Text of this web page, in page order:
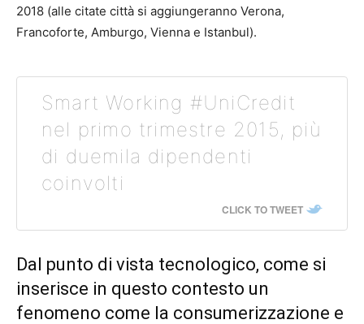
2018 (alle citate città si aggiungeranno Verona,
Francoforte, Amburgo, Vienna e Istanbul).
Smart Working #UniCredit
nel primo trimestre 2015, più
di duemila dipendenti
coinvolti
CLICK TO TWEET
Dal punto di vista tecnologico, come si
inserisce in questo contesto un
fenomeno come la consumerizzazione e